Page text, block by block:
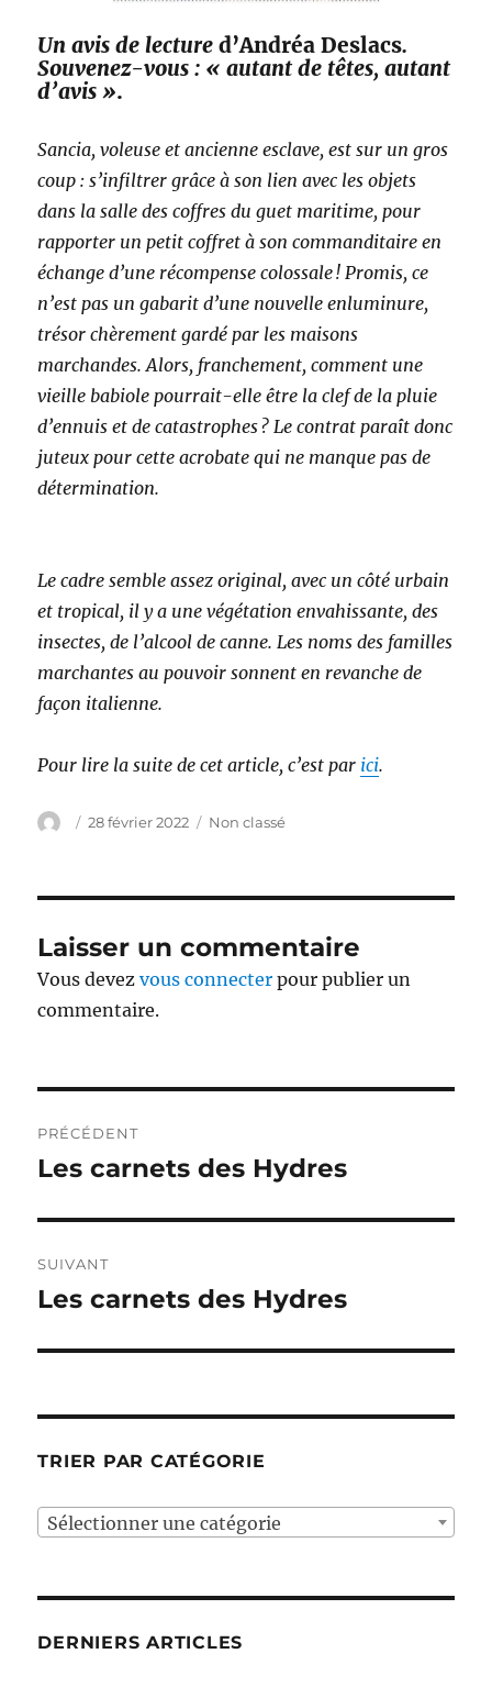
Un avis de lecture d’Andréa Deslacs.
Souvenez-vous : « autant de têtes, autant
d’avis ».
Sancia, voleuse et ancienne esclave, est sur un gros
coup : s’infiltrer grâce à son lien avec les objets
dans la salle des coffres du guet maritime, pour
rapporter un petit coffret à son commanditaire en
échange d’une récompense colossale ! Promis, ce
n’est pas un gabarit d’une nouvelle enluminure,
trésor chèrement gardé par les maisons
marchandes. Alors, franchement, comment une
vieille babiole pourrait-elle être la clef de la pluie
d’ennuis et de catastrophes ? Le contrat paraît donc
juteux pour cette acrobate qui ne manque pas de
détermination.
Le cadre semble assez original, avec un côté urbain
et tropical, il y a une végétation envahissante, des
insectes, de l’alcool de canne. Les noms des familles
marchantes au pouvoir sonnent en revanche de
façon italienne.
Pour lire la suite de cet article, c’est par ici.
Auteur
Publié
28 février 2022 Catégories
Non classé
Laisser un commentaire
Vous devezvous connecter pour publier un
commentaire.
de
PRÉCÉDENT
Publication
Les carnets des Hydres
SUIVANT
Publication
Les carnets des Hydres
TRIER PAR CATÉGORIE
Sélectionner une catégorie
DERNIERS ARTICLES